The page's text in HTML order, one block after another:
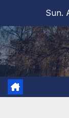
content
Sun.